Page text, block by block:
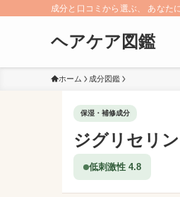
成分と口コミから選ぶ、 あなた
ヘアケア図鑑
ホーム 成分図鑑
保湿・補修成分
ジグリセリン
低刺激性 4.8